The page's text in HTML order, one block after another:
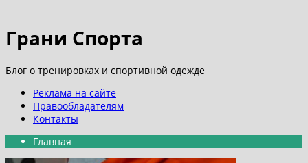
Грани Спорта
Блог о тренировках и спортивной одежде
Реклама на сайте
Правообладателям
Контакты
Главная